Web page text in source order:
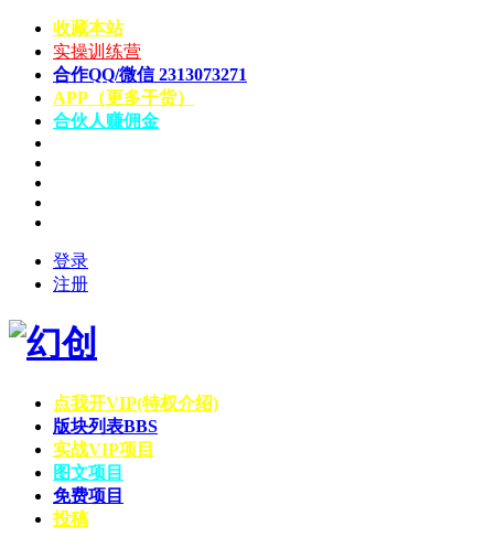
收藏本站
实操训练营
合作QQ/微信 2313073271
APP（更多干货）
合伙人赚佣金
登录
注册
点我开VIP(特权介绍)
版块列表BBS
实战VIP项目
图文项目
免费项目
投稿